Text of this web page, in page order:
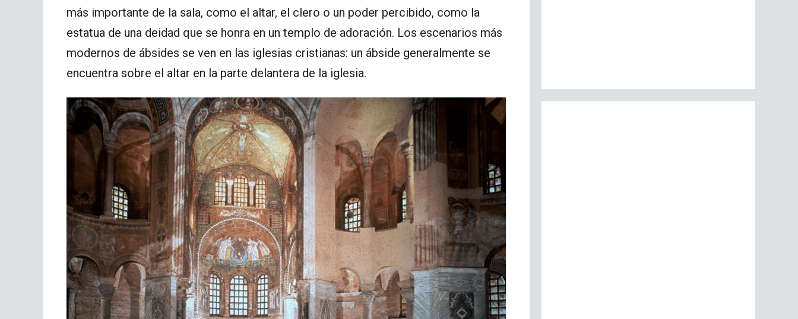
más importante de la sala, como el altar, el clero o un poder percibido, como la
estatua de una deidad que se honra en un templo de adoración. Los escenarios más
modernos de ábsides se ven en las iglesias cristianas: un ábside generalmente se
encuentra sobre el altar en la parte delantera de la iglesia.